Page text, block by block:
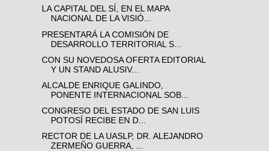
LA CAPITAL DEL SÍ, EN EL MAPA
NACIONAL DE LA VISIÓ...
PRESENTARÁ LA COMISIÓN DE
DESARROLLO TERRITORIAL S...
CON SU NOVEDOSA OFERTA EDITORIAL
Y UN STAND ALUSIV...
ALCALDE ENRIQUE GALINDO,
PONENTE INTERNACIONAL SOB...
CONGRESO DEL ESTADO DE SAN LUIS
POTOSÍ RECIBE EN D...
RECTOR DE LA UASLP, DR. ALEJANDRO
ZERMEÑO GUERRA, ...